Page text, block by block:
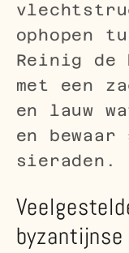
ophopen
Reinig de
met een
en lauw
en
sieraden.